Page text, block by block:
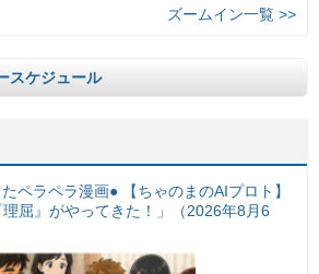
ズームイン一覧 >>
スケジュール
ペラペラ漫画● 【ちゃのまのAIプロト】
屈』がやってきた！」（2026年8月6